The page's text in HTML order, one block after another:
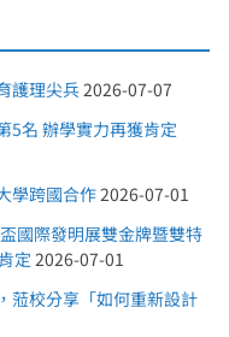
護理尖兵 2026-07-07
5名 辦學實力再獲肯定
學跨國合作 2026-07-01
國際發明展雙金牌暨雙特
定 2026-07-01
蒞校分享「如何重新設計